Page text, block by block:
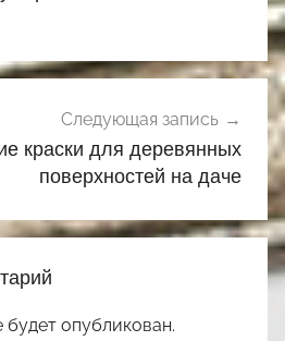
Следующая запись
краски для деревянных
поверхностей на даче
опубликован.